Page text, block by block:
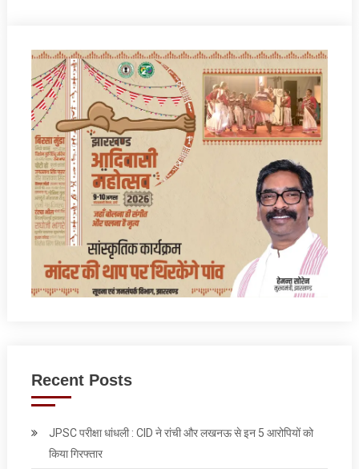
Recent Posts
JPSC परीक्षा धांधली : CID ने रांची और लखनऊ से इन 5 आरोपियों को
किया गिरफ्तार